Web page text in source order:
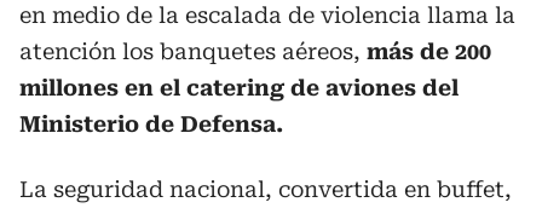
en medio de la escalada de violencia llama la
atención los banquetes aéreos, más de 200
millones en el catering de aviones del
Ministerio de Defensa.
La seguridad nacional, convertida en buffet,